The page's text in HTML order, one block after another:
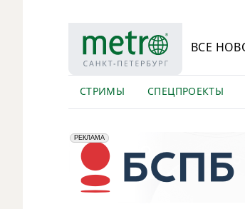
ВСЕ
СТРИМЫ СПЕЦПРОЕКТЫ
erid: 2VfnxyFybV5
РЕКЛАМА
ПАО "Банк "Санкт-Петербург", ИНН: 7831000027